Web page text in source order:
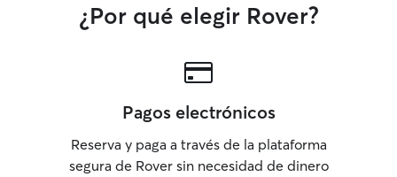
¿Por qué elegir Rover?
Pagos electrónicos
Reserva y paga a través de la plataforma
segura de Rover sin necesidad de dinero